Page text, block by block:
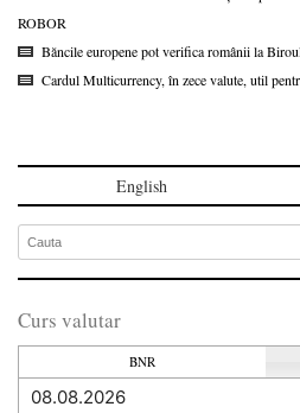
ROBOR
Băncile europene pot verifica românii la
Cardul Multicurrency, în zece valute, util
English
Curs valutar
BNR
08.08.2026